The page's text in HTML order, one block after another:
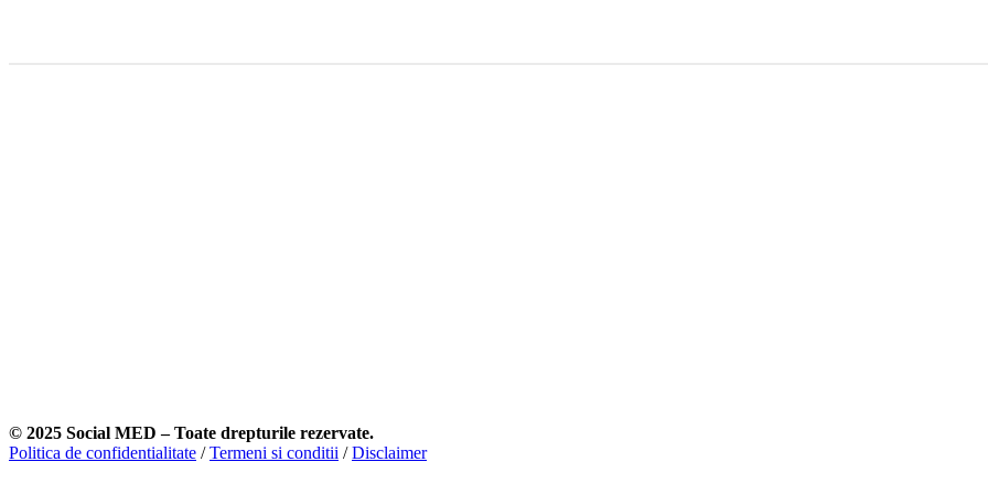
© 2025 Social MED – Toate drepturile rezervate.
Politica de confidentialitate /Termeni si conditii /Disclaimer